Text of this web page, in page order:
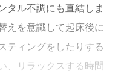
タル不調にも直結しま
えを意識して起床後に
ティングをしたりする
、リラックスする時間